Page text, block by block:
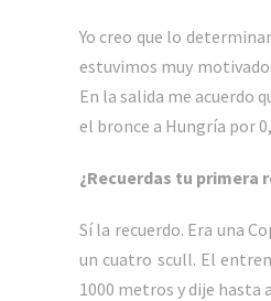
Yo creo que lo
estuvimos muy
En la salida me acuerdo
el bronce a Hungría por
¿Recuerdas tu primera
Sí la recuerdo. Era una
un cuatro scull. El
1000 metros y dije hasta